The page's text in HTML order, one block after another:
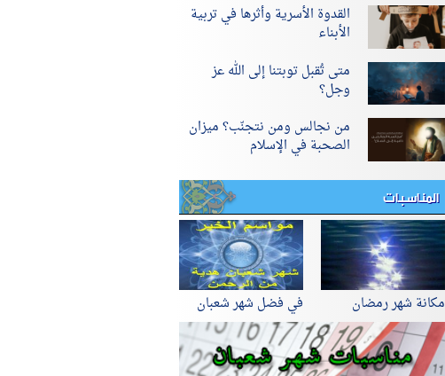
القدوة الأسرية وأثرها في تربية
الأبناء
متى تُقبل توبتنا إلى الله عز
وجل؟
من نجالس ومن نتجنّب؟ ميزان
الصحبة في الإسلام
المناسبات
مكانة شهر رمضان في فضل شهر شعبان